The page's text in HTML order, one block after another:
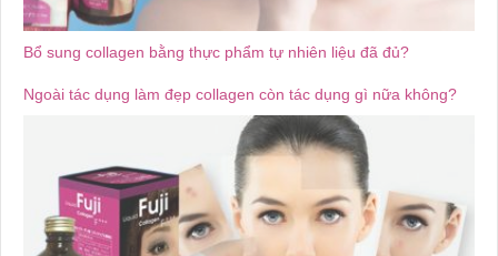
Bổ sung collagen bằng thực phẩm tự nhiên liệu đã đủ?
Ngoài tác dụng làm đẹp collagen còn tác dụng gì nữa không?